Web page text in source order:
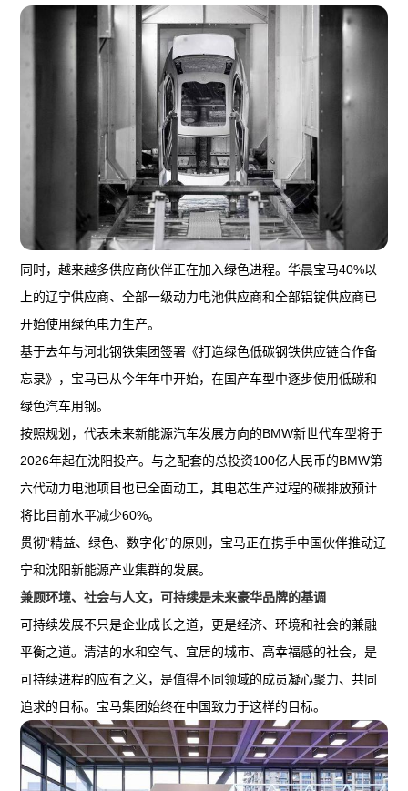
同时，越来越多供应商伙伴正在加入绿色进程。华晨宝马40%以
上的辽宁供应商、全部一级动力电池供应商和全部铝锭供应商已
开始使用绿色电力生产。
基于去年与河北钢铁集团签署《打造绿色低碳钢铁供应链合作备
忘录》，宝马已从今年年中开始，在国产车型中逐步使用低碳和
绿色汽车用钢。
按照规划，代表未来新能源汽车发展方向的BMW新世代车型将于
2026年起在沈阳投产。与之配套的总投资100亿人民币的BMW第
六代动力电池项目也已全面动工，其电芯生产过程的碳排放预计
将比目前水平减少60%。
贯彻“精益、绿色、数字化”的原则，宝马正在携手中国伙伴推动辽
宁和沈阳新能源产业集群的发展。
兼顾环境、社会与人文，可持续是未来豪华品牌的基调
可持续发展不只是企业成长之道，更是经济、环境和社会的兼融
平衡之道。清洁的水和空气、宜居的城市、高幸福感的社会，是
可持续进程的应有之义，是值得不同领域的成员凝心聚力、共同
追求的目标。宝马集团始终在中国致力于这样的目标。